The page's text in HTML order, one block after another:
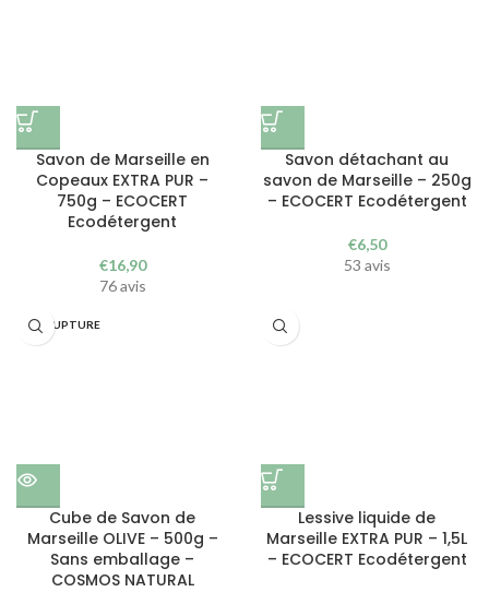
Savon de Marseille en
Copeaux EXTRA PUR –
750g – ECOCERT
Ecodétergent
€16,90
76 avis
Savon détachant au
savon de Marseille – 250g
– ECOCERT Ecodétergent
€6,50
53 avis
EN RUPTURE
Cube de Savon de
Marseille OLIVE – 500g –
Sans emballage –
COSMOS NATURAL
Lessive liquide de
Marseille EXTRA PUR – 1,5L
– ECOCERT Ecodétergent